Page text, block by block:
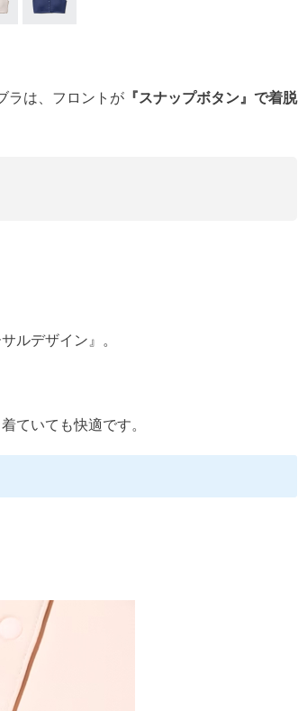
ラは、フロントが 『スナップボタン』で着脱
ルデザイン』。
ていても快適です。